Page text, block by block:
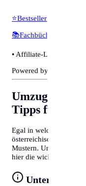
⭐Bestseller & Favoriten
📚Fachbücher & Guides
• Affiliate-Link: Wir
Powered by Amazon 🛒
Umzug nach
Tipps für
Egal in welcher Stadt
österreichische
Mustern. Um Zeit zu
hier die wichtigsten
Unterlagen